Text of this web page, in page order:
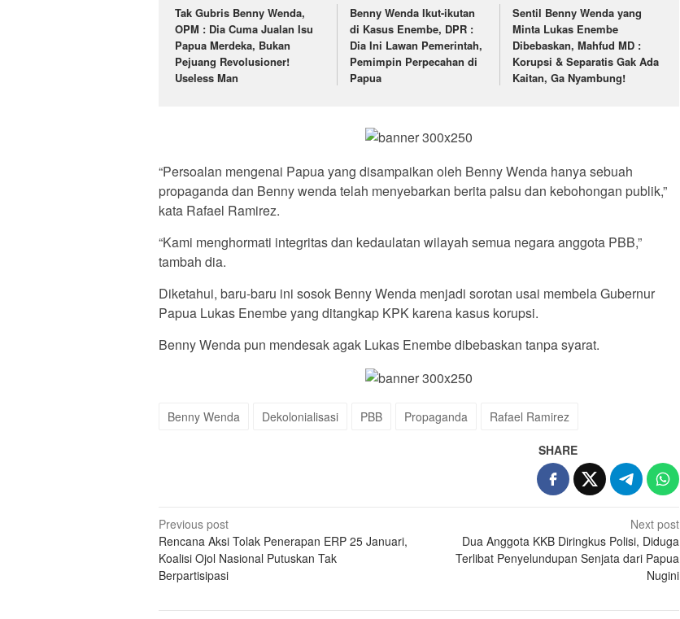
Tak Gubris Benny Wenda,
OPM : Dia Cuma Jualan Isu
Papua Merdeka, Bukan
Pejuang Revolusioner!
Useless Man
Benny Wenda Ikut-ikutan
di Kasus Enembe, DPR :
Dia Ini Lawan Pemerintah,
Pemimpin Perpecahan di
Papua
Sentil Benny Wenda yang
Minta Lukas Enembe
Dibebaskan, Mahfud MD :
Korupsi & Separatis Gak Ada
Kaitan, Ga Nyambung!
“Persoalan mengenai Papua yang disampaikan oleh Benny Wenda hanya sebuah
propaganda dan Benny wenda telah menyebarkan berita palsu dan kebohongan publik,”
kata Rafael Ramirez.
“Kami menghormati integritas dan kedaulatan wilayah semua negara anggota PBB,”
tambah dia.
Diketahui, baru-baru ini sosok Benny Wenda menjadi sorotan usai membela Gubernur
Papua Lukas Enembe yang ditangkap KPK karena kasus korupsi.
Benny Wenda pun mendesak agak Lukas Enembe dibebaskan tanpa syarat.
Benny Wenda Dekolonialisasi PBB Propaganda Rafael Ramirez
SHARE
Post
navigation
Previous post
Rencana Aksi Tolak Penerapan ERP 25 Januari,
Koalisi Ojol Nasional Putuskan Tak
Berpartisipasi
Next post
Dua Anggota KKB Diringkus Polisi, Diduga
Terlibat Penyelundupan Senjata dari Papua
Nugini